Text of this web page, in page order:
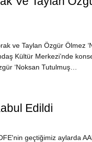
ve Taylan Özgür Ölmez
Kültür Merkezi’nde
‘Noksan Tutulmuş…
Edildi
geçtiğimiz aylarda